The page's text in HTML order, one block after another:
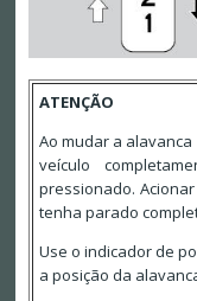
ATENÇÃO
Ao mudar a
veículo
pressionado.
tenha parado
Use o indicador de
a posição da